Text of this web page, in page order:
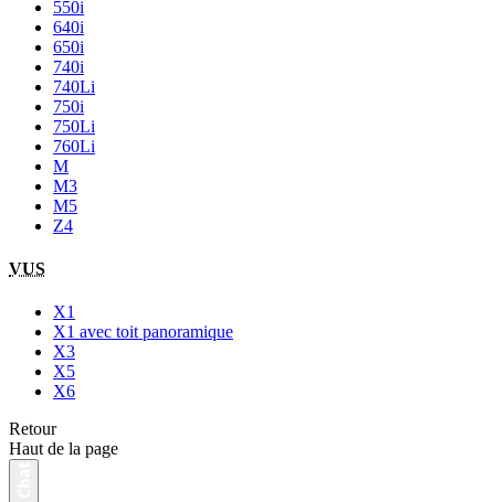
550i
640i
650i
740i
740Li
750i
750Li
760Li
M
M3
M5
Z4
VUS
X1
X1 avec toit panoramique
X3
X5
X6
Retour
Haut de la page